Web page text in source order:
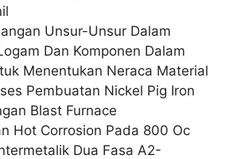
Unsur-Unsur Dalam
Dan Komponen Dalam
Menentukan Neraca Material
Pembuatan Nickel Pig Iron
Blast Furnace
Hot Corrosion Pada 800 Oc
Dua Fasa A2-